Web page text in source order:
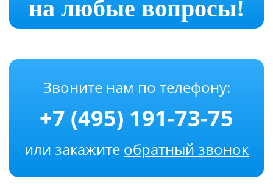
на любые вопросы!
Звоните нам по телефону:
+7 (495) 191-73-75
или закажите обратный звонок